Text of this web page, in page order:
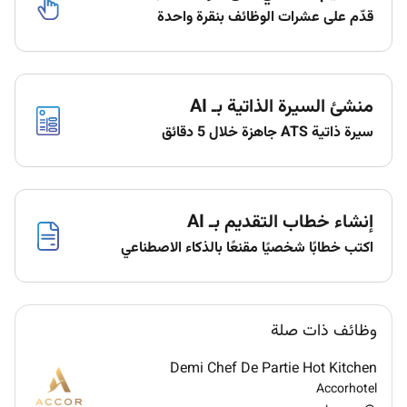
extended period of time or for an entire work shift.
equal to 25 pounds without assistance. Perform other
reasonable job duties as requested by Supervisors.
PREFERRED QUALIFICATION
Education: High school diploma or G.E.D. equivalent.
Related Work Experience: At least 1 year of related
work experience.
Supervisory Experience: No supervisory experience.
License or Certification: None
Marriott International is an equal opportunity believe
in hiring a diverse workforce and sustaining an
inclusive peoplefirst are committed to
قدّم على عشرات الوظائف بنقرة واحدة
منشئ السيرة الذاتية بـ AI
سيرة ذاتية ATS جاهزة خلال 5 دقائق
إنشاء خطاب التقديم بـ AI
اكتب خطابًا شخصيًا مقنعًا بالذكاء الاصطناعي
وظائف ذات صلة
Demi Chef De Partie Hot Kitchen
Accorhotel